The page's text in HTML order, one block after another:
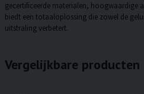
gecertificeerde materialen, hoogwaardige
biedt een totaaloplossing die zowel de
uitstraling verbetert.
Vergelijkbare producten